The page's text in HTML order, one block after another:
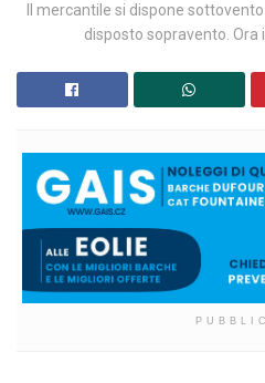
Il mercantile si dispone
disposto sopravento.